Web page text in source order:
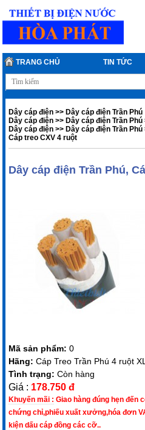
TRANG CHỦ TIN TỨC
Dây cáp điện >>Dây cáp điện Trần Phú
Dây cáp điện >>Dây cáp điện Trần Phú
Dây cáp điện >>Dây cáp điện Trần Phú
Cáp treo CXV 4 ruột
Dây cáp điện Trần Phú,
Mã sản phẩm:0
Hãng:Cáp Treo Trần Phú 4 ruột
Tình trạng:Còn hàng
Giá : 178.750 đ
Khuyến mãi : Giao hàng đúng hẹn đến
chứng chỉ,phiếu xuất xưởng,hóa đơn
kiện dấu cáp đồng các cỡ..